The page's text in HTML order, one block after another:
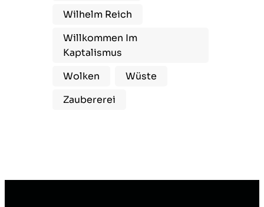
Wilhelm Reich
Willkommen Im
Kaptalismus
Wolken
Wüste
Zaubererei